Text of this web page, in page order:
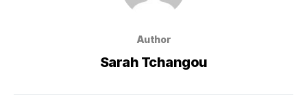
Author
Sarah Tchangou